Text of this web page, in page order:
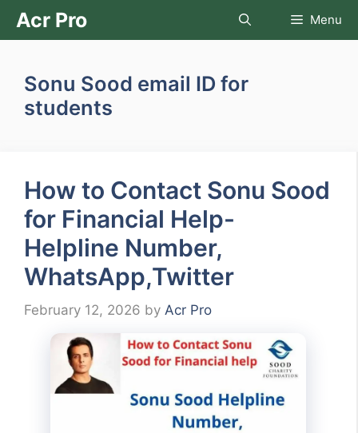
SkipAcr Pro Menu
Sonu Sood email ID for
students
How to Contact Sonu Sood
for Financial Help-
Helpline Number,
WhatsApp,Twitter
February 12, 2026 by Acr Pro